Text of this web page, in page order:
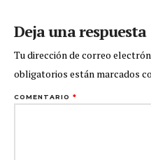
Deja una respuesta
Tu dirección de correo
obligatorios están marcados
COMENTARIO *